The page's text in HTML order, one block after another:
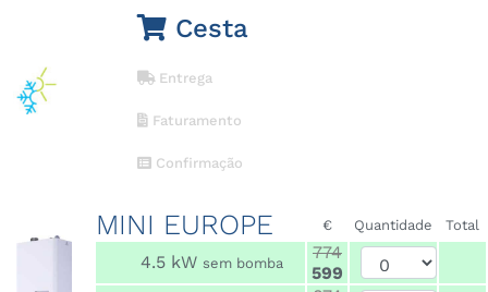
Cesta
Entrega
Faturamento
Confirmação
MINI EUROPE € Quantidade Total
4.5 kW sem bomba
774
599